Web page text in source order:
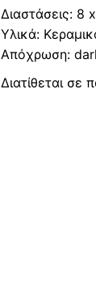
Διαστάσεις: 8
Υλικά:
Απόχρωση:
Διατίθεται σε